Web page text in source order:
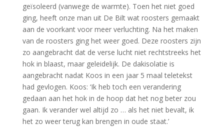
geïsoleerd (vanwege de warmte). Toen het niet goed
ging, heeft onze man uit De Bilt wat roosters gemaakt
aan de voorkant voor meer verluchting. Na het maken
van de roosters ging het weer goed. Deze roosters zijn
zo aangebracht dat de verse lucht niet rechtstreeks het
hok in blaast, maar geleidelijk. De dakisolatie is
aangebracht nadat Koos in een jaar 5 maal teletekst
had gevlogen. Koos: ‘Ik heb toch een verandering
gedaan aan het hok in de hoop dat het nog beter zou
gaan. Ik verander wel altijd zo … als het niet bevalt, ik
het zo weer terug kan brengen in oude staat.’